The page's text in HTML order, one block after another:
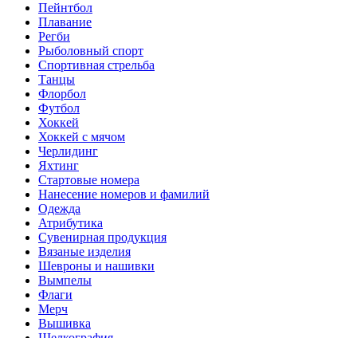
Пейнтбол
Плавание
Регби
Рыболовный спорт
Спортивная стрельба
Танцы
Флорбол
Футбол
Хоккей
Хоккей с мячом
Черлидинг
Яхтинг
Стартовые номера
Нанесение номеров и фамилий
Одежда
Атрибутика
Сувенирная продукция
Вязаные изделия
Шевроны и нашивки
Вымпелы
Флаги
Мерч
Вышивка